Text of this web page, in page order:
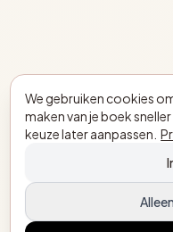
We gebruiken cookies
maken van je boek
keuze later aanpassen.